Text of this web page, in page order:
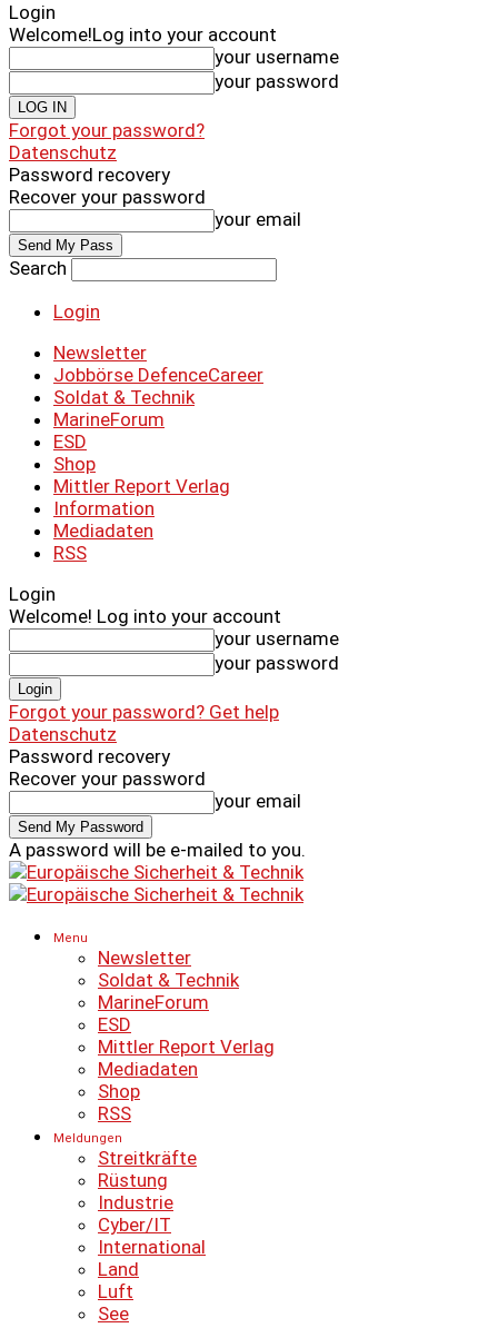
Login
Welcome!Log into your account
your username
your password
Forgot your password?
Datenschutz
Password recovery
Recover your password
your email
Search
Login
Newsletter
Jobbörse DefenceCareer
Soldat & Technik
MarineForum
ESD
Shop
Mittler Report Verlag
Information
Mediadaten
RSS
Login
Welcome! Log into your account
your username
your password
Forgot your password? Get help
Datenschutz
Password recovery
Recover your password
your email
A password will be e-mailed to you.
Menu
Newsletter
Soldat & Technik
MarineForum
ESD
Mittler Report Verlag
Mediadaten
Shop
RSS
Meldungen
Streitkräfte
Rüstung
Industrie
Cyber/IT
International
Land
Luft
See